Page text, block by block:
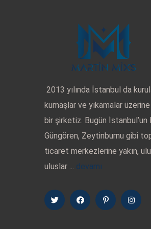
2013 yılında İstanbul da
kumaşlar ve yıkamalar üzerine
bir şirketiz. Bugün İstanbul’un
Güngören, Zeytinburnu gibi
ticaret merkezlerine yakın,
uluslar ... devamı